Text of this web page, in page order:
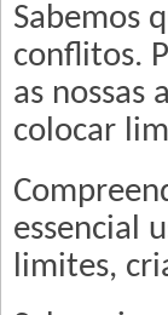
Sabemos
conflitos.
as nossas
colocar
essencial
limites,